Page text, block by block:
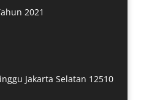
2021
Jakarta Selatan 12510